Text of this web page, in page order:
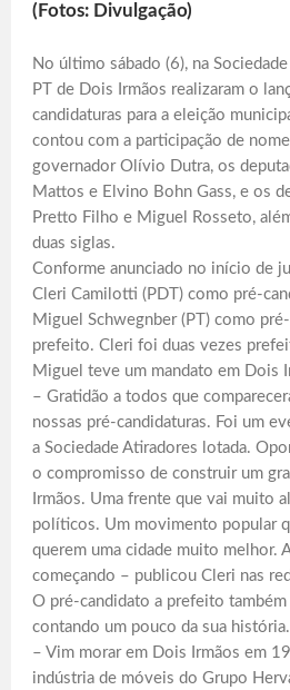
(Fotos: Divulgação)
No último sábado (6), na
PT de Dois Irmãos realizaram o
candidaturas para a eleição
contou com a participação de
governador Olívio Dutra, os
Mattos e Elvino Bohn Gass, e os
Pretto Filho e Miguel Rosseto,
duas siglas.
Conforme anunciado no início de
Cleri Camilotti (PDT) como pré-
Miguel Schwegnber (PT) como
prefeito. Cleri foi duas vezes
Miguel teve um mandato em Dois
– Gratidão a todos que
nossas pré-candidaturas. Foi um
a Sociedade Atiradores lotada.
o compromisso de construir um
Irmãos. Uma frente que vai muito
políticos. Um movimento popular
querem uma cidade muito melhor.
começando – publicou Cleri nas
O pré-candidato a prefeito
contando um pouco da sua história.
– Vim morar em Dois Irmãos em
indústria de móveis do Grupo